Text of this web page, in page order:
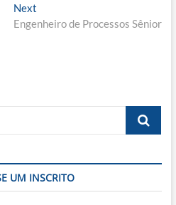
Next
post:
Engenheiro de Processos Sênior
Busca
UM INSCRITO